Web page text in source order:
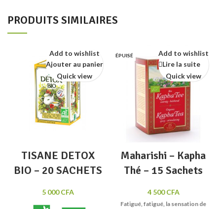
PRODUITS SIMILAIRES
TISANE DETOX
BIO – 20 SACHETS
5 000CFA
Add to wishlist
Ajouter au panier
Quick view
ÉPUISÉ
Maharishi – Kapha
Thé – 15 Sachets
4 500CFA
Fatigué, fatigué, la sensation de
Add to wishlist
Lire la suite
Quick view